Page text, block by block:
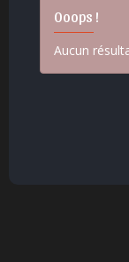
Ooops !
Aucun